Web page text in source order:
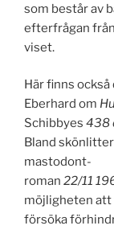
som består av
efterfrågan
viset.
Här finns
Eberhard om
Schibbyes 438
Bland
mastodont-
roman 22/11
möjligheten
försöka